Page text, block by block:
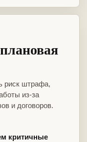
риск штрафа,
из-за
и договоров.
критичные